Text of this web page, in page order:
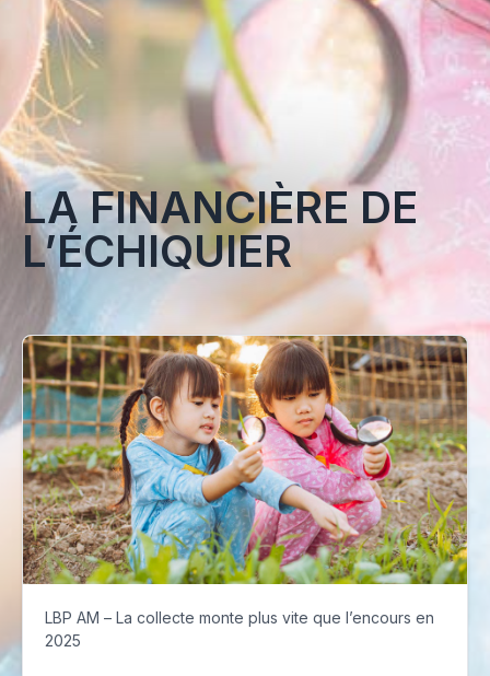
LA FINANCIÈRE DE
L’ÉCHIQUIER
LBP AM – La collecte monte plus vite que l’encours en
2025